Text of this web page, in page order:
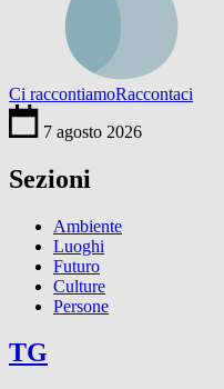
Ci raccontiamoRaccontaci
7 agosto 2026
Sezioni
Ambiente
Luoghi
Futuro
Culture
Persone
TG